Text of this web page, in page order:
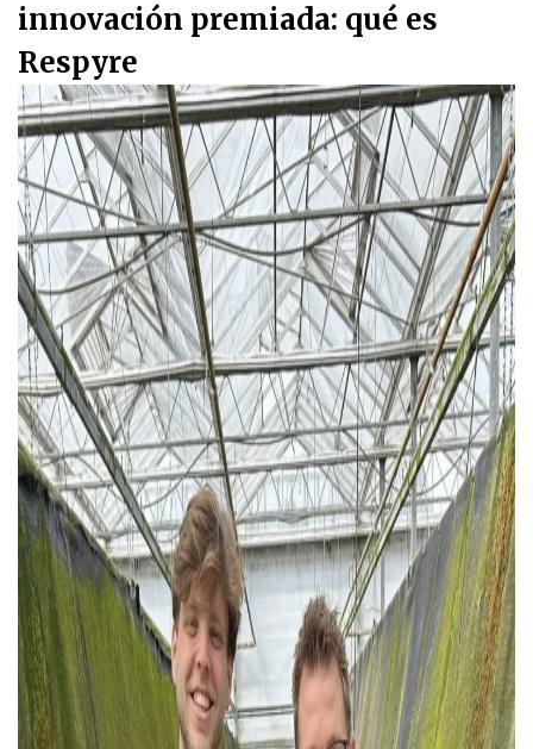
innovación premiada: qué es
Respyre